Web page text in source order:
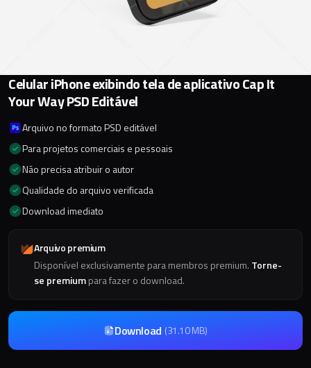
Celular iPhone exibindo tela de aplicativo Cap It
Your Way PSD Editável
Arquivo no formato PSD editável
Para projetos comerciais e pessoais
Não precisa atribuir o autor
Qualidade do arquivo verificada
Download imediato
Arquivo premium
Disponível exclusivamente para membros premium. Torne-
se premiumpara fazer o download.
Download (31.10 MB)